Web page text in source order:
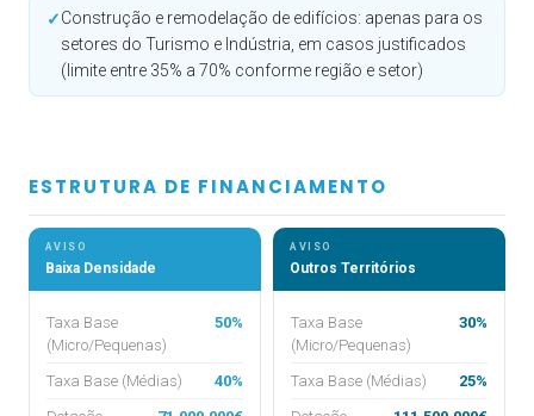
✓Construção e remodelação de edifícios: apenas para os
setores do Turismo e Indústria, em casos justificados
(limite entre 35% a 70% conforme região e setor)
ESTRUTURA DE FINANCIAMENTO
AVISO
Baixa Densidade
Taxa Base
(Micro/Pequenas)
50%
Taxa Base (Médias)
40%
AVISO
Outros Territórios
Taxa Base
(Micro/Pequenas)
30%
Taxa Base (Médias)
25%